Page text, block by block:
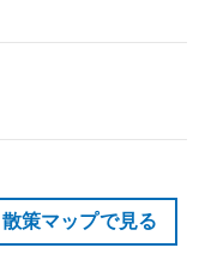
散策マップで見る